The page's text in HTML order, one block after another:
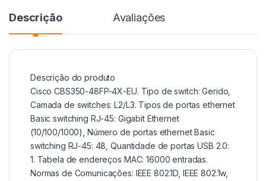
Descrição Avaliações
Descrição do produto
Cisco CBS350-48FP-4X-EU. Tipo de switch: Gerido,
Camada de switches: L2/L3. Tipos de portas ethernet
Basic switching RJ-45: Gigabit Ethernet
(10/100/1000), Número de portas ethernet Basic
switching RJ-45: 48, Quantidade de portas USB 2.0:
1. Tabela de endereços MAC: 16000 entradas.
Normas de Comunicações: IEEE 802.1D, IEEE 802.1w,